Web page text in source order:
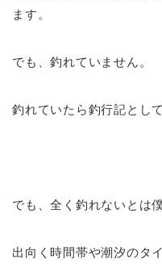
ます。
でも、釣れていません。
釣れていたら釣行記とし
でも、全く釣れないとは
出向く時間帯や潮汐のタ